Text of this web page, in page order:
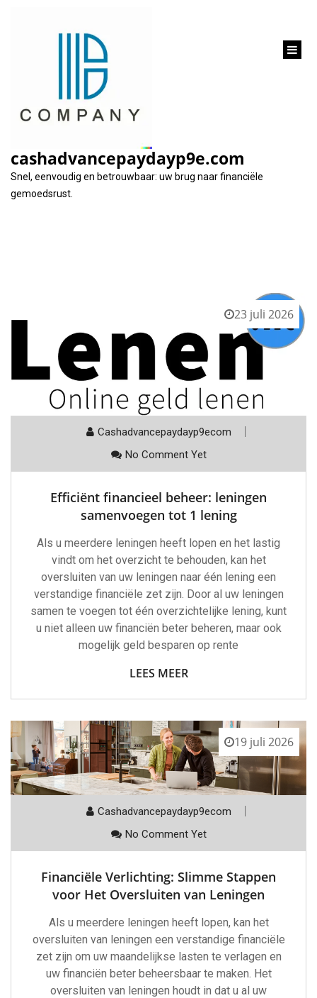
cashadvancepaydayp9e.com
Snel, eenvoudig en betrouwbaar: uw brug naar financiële
gemoedsrust.
Categorie:
23 juli 2026
Cashadvancepaydayp9ecom
No Comment Yet
Efficiënt financieel beheer: leningen
samenvoegen tot 1 lening
Als u meerdere leningen heeft lopen en het lastig
vindt om het overzicht te behouden, kan het
oversluiten van uw leningen naar één lening een
verstandige financiële zet zijn. Door al uw leningen
samen te voegen tot één overzichtelijke lening, kunt
u niet alleen uw financiën beter beheren, maar ook
mogelijk geld besparen op rente
LEES MEER
19 juli 2026
Cashadvancepaydayp9ecom
No Comment Yet
Financiële Verlichting: Slimme Stappen
voor Het Oversluiten van Leningen
Als u meerdere leningen heeft lopen, kan het
oversluiten van leningen een verstandige financiële
zet zijn om uw maandelijkse lasten te verlagen en
uw financiën beter beheersbaar te maken. Het
oversluiten van leningen houdt in dat u al uw